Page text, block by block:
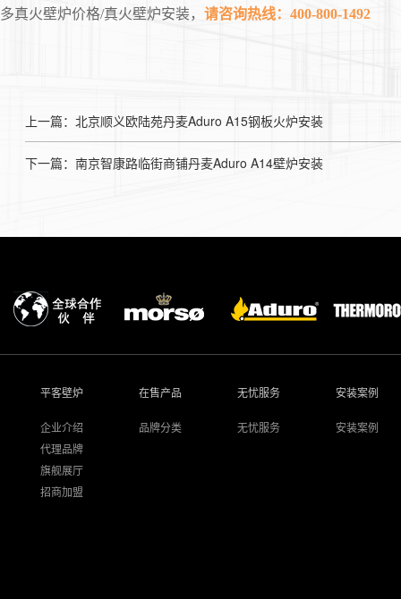
多真火壁炉价格/真火壁炉安装， 请咨询热线：400-800-1492
上一篇：北京顺义欧陆苑丹麦Aduro A15钢板火炉安装
下一篇：南京智康路临街商铺丹麦Aduro A14壁炉安装
平客壁炉
企业介绍
代理品牌
旗舰展厅
招商加盟
在售产品
品牌分类
无忧服务
无忧服务
安装案例
安装案例